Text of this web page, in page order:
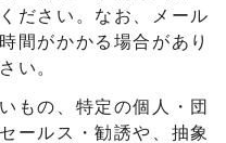
ださい。なお、メール
間がかかる場合があり
い。
もの、特定の個人・団
ールス・勧誘や、抽象